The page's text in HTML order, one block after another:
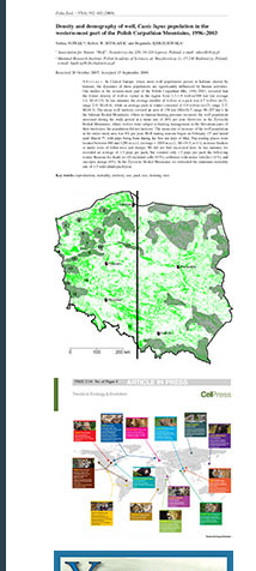
Melanies Chronik
Jane
Das Leben vor dem Tod
Kedi
Giraffen
Vom Flössen am Ägerisee
Alpsummer
Rock'n'Roll Kingdom